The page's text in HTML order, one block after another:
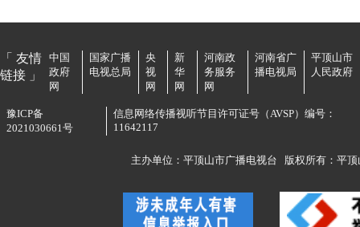
「 友情
链接 」
中国
政府
网
国家广播
电视总局
央
视
网
新
华
网
河南政
务服务
网
河南省广
播电视局
平顶山市
人民政府
豫ICP备
2021030661号
信息网络传播视听节目许可证号（AVSP）编号：
11642117
主办单位：平顶山市广播电视台 版权所有：平